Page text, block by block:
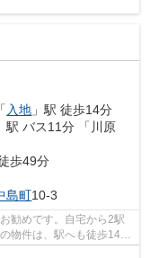
「 入地 」駅 徒歩14分
駅 バス11分 「川原
歩49分
島町10-3
勧めです。自宅から2駅
物件は、駅へも徒歩14分